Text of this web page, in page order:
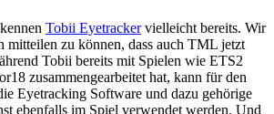
Tobii Eyetrackervielleicht bereits. Wir
mitteilen zu können, dass auch TML jetzt
Tobii bereits mit Spielen wie ETS2
zusammengearbeitet hat, kann für den
Eyetracking Software und dazu gehörige
ebenfalls im Spiel verwendet werden. Und